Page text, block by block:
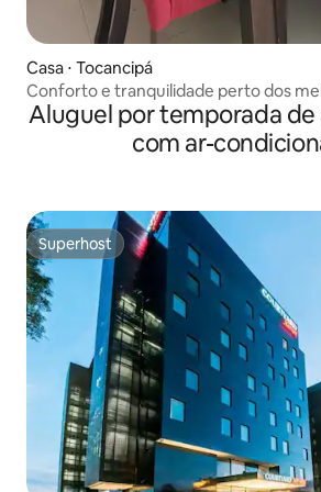
Casa ⋅ Tocancipá
Conforto e tranquilidade perto dos
Aluguel por temporada
com ar-
Superhost
Superhost